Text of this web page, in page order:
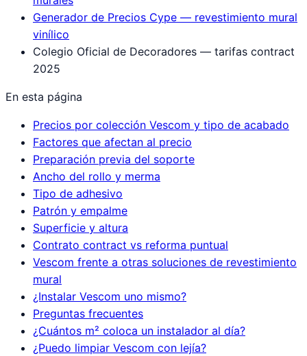
Generador de Precios Cype — revestimiento mural
vinílico
Colegio Oficial de Decoradores — tarifas contract
2025
En esta página
Precios por colección Vescom y tipo de acabado
Factores que afectan al precio
Preparación previa del soporte
Ancho del rollo y merma
Tipo de adhesivo
Patrón y empalme
Superficie y altura
Contrato contract vs reforma puntual
Vescom frente a otras soluciones de revestimiento
mural
¿Instalar Vescom uno mismo?
Preguntas frecuentes
¿Cuántos m² coloca un instalador al día?
¿Puedo limpiar Vescom con lejía?